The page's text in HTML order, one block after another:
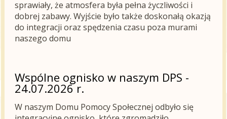
sprawiały, że atmosfera była pełna życzliwości i
dobrej zabawy. Wyjście było także doskonałą okazją
do integracji oraz spędzenia czasu poza murami
naszego domu
Wspólne ognisko w naszym DPS -
24.07.2026 r.
W naszym Domu Pomocy Społecznej odbyło się